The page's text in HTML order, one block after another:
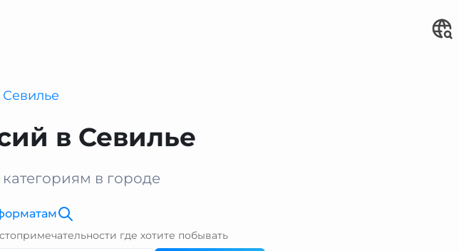
в Севилье
в городе
где хотите побывать